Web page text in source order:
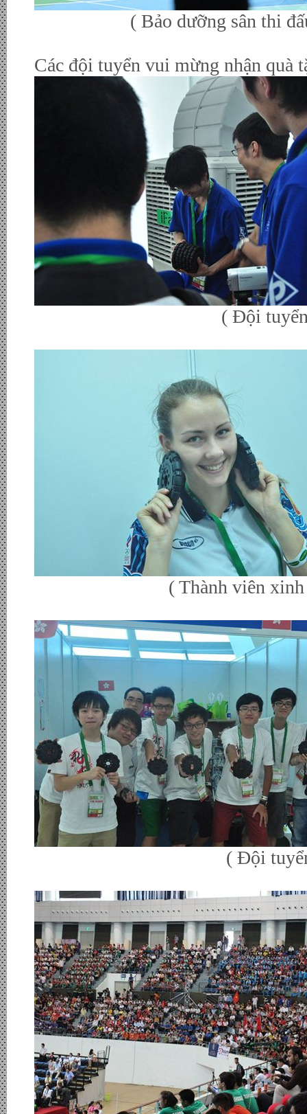
( Bảo dưỡng sân thi đấu
Các đội tuyển vui mừng nhận quà
( Đội tuyển Nhật
( Thành viên xinh đẹp
( Đội tuyển